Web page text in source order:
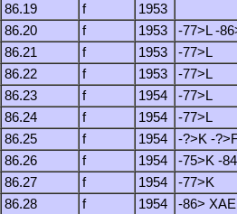
86.19 f
1953
86.20 f 1953
-77>L -
86.21 f 1953
-77>L
86.22 f 1953
-77>L
86.23 f 1954
-77>L
86.24 f 1954
-77>L
86.25 f 1954
-?>K -
86.26 f 1954
-75>K -
86.27 f 1954
-77>K
86.28 f 1954 -86>